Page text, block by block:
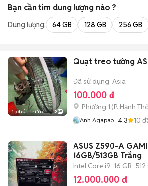
Bạn cần tìm dung lượng nào ?
Dung lượng: 64 GB 128 GB 256 GB
1 phút trước 2
Quạt treo tường
Đã sử dụng Asia
100.000 đ
Phường 1 (P. Hạnh
Anh Agapao 4.3 10
ASUS Z590-A
16GB/513GB Trắng
Intel Core i9 16 GB 512
12.000.000 đ